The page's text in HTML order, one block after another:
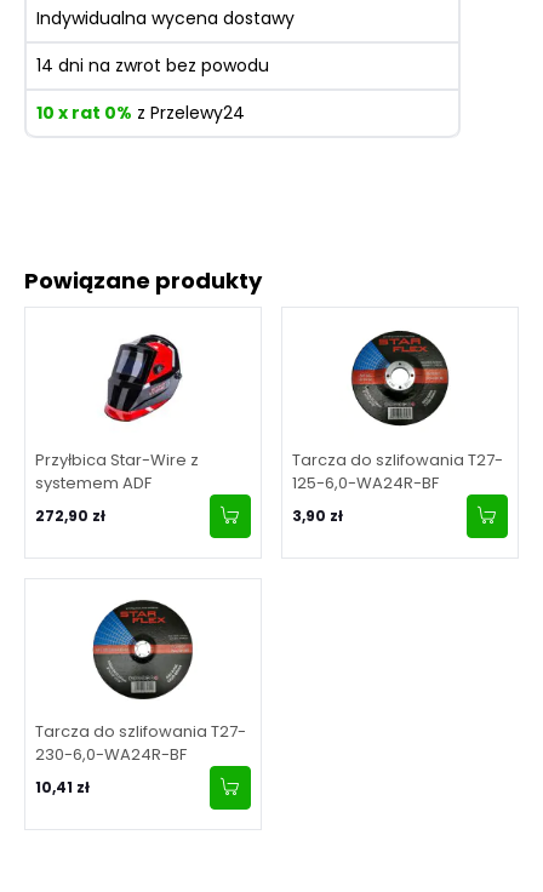
Powiązane produkty
Przyłbica Star-Wire z
systemem ADF
272,90 zł
Tarcza do szlifowania T27-
125-6,0-WA24R-BF
3,90 zł
Tarcza do szlifowania T27-
230-6,0-WA24R-BF
10,41 zł
Indywidualna wycena dostawy
14 dni na zwrot bez powodu
10 x rat 0% z Przelewy24